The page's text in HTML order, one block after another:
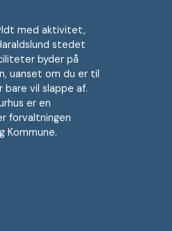
med aktivitet,
stedet
byder på
uanset om du er til
bare vil slappe af.
er en
forvaltningen
Kommune.